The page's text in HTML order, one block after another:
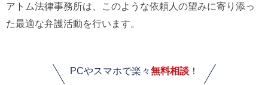
アトム法律事務所は、このような依頼人の望みに寄り添っ
た最適な弁護活動を行います。
PCやスマホで楽々無料相談！